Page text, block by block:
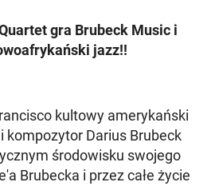
gra Brubeck Music i
jazz!!
kultowy amerykański
kompozytor Darius Brubeck
środowisku swojego
Brubecka i przez całe życie